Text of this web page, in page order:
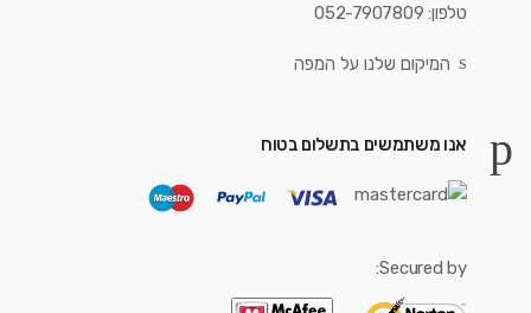
טלפון: 052-7907809
המיקום שלנו על המפה
אנו משתמשים בתשלום בטוח
Secured by: